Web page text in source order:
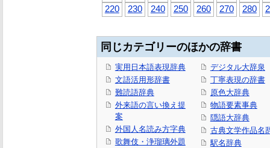
220
230 240 250 260 270 280
同じカテゴリーのほかの辞書
実用日本語表現辞典
文語活用形辞書
難読語辞典
外来語の言い換え提
案
外国人名読み方字典
歌舞伎・浄瑠璃外題
デジタル大辞泉
丁寧表現の辞書
原色大辞典
物語要素事典
隠語大辞典
古典文学作品名
駅名辞典